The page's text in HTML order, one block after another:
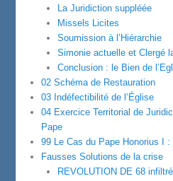
La Juridiction suppléée
Missels Licites
Soumission à l’Hiérarchie
Simonie actuelle et Clergé
Conclusion : le Bien de
02 Schéma de Restauration
03 Indéfectibilité de l’Église
04 Exercice Territorial de
Pape
99 Le Cas du Pape Honorius I :
Fausses Solutions de la crise
REVOLUTION DE 68